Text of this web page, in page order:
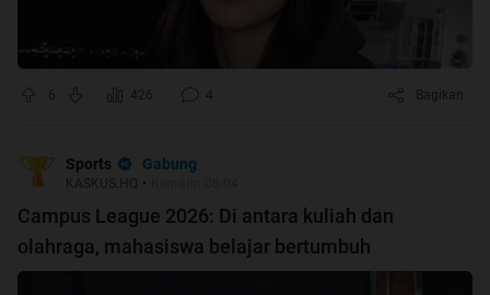
6 426 4 Bagikan
Sports Gabung
KASKUS.HQ •
Campus League 2026: Di antara kuliah dan
olahraga, mahasiswa belajar bertumbuh